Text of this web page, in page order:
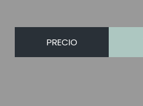
PRECIO